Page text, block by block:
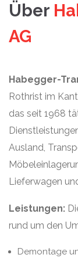
Über
AG
Habegger-
Rothrist im
das seit 1968
Ausland,
Lieferwagen
Leistungen:
rund um den
Demontage